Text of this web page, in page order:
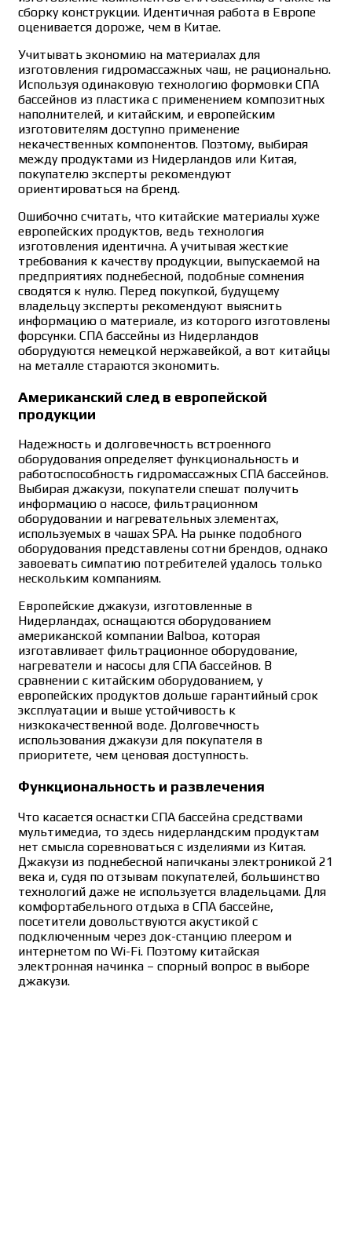
сборку конструкции. Идентичная работа в Европе
оценивается дороже, чем в Китае.
Учитывать экономию на материалах для
изготовления гидромассажных чаш, не рационально.
Используя одинаковую технологию формовки СПА
бассейнов из пластика с применением композитных
наполнителей, и китайским, и европейским
изготовителям доступно применение
некачественных компонентов. Поэтому, выбирая
между продуктами из Нидерландов или Китая,
покупателю эксперты рекомендуют
ориентироваться на бренд.
Ошибочно считать, что китайские материалы хуже
европейских продуктов, ведь технология
изготовления идентична. А учитывая жесткие
требования к качеству продукции, выпускаемой на
предприятиях поднебесной, подобные сомнения
сводятся к нулю. Перед покупкой, будущему
владельцу эксперты рекомендуют выяснить
информацию о материале, из которого изготовлены
форсунки. СПА бассейны из Нидерландов
оборудуются немецкой нержавейкой, а вот китайцы
на металле стараются экономить.
Американский след в европейской
продукции
Надежность и долговечность встроенного
оборудования определяет функциональность и
работоспособность гидромассажных СПА бассейнов.
Выбирая джакузи, покупатели спешат получить
информацию о насосе, фильтрационном
оборудовании и нагревательных элементах,
используемых в чашах SPA. На рынке подобного
оборудования представлены сотни брендов, однако
завоевать симпатию потребителей удалось только
нескольким компаниям.
Европейские джакузи, изготовленные в
Нидерландах, оснащаются оборудованием
американской компании Balboa, которая
изготавливает фильтрационное оборудование,
нагреватели и насосы для СПА бассейнов. В
сравнении с китайским оборудованием, у
европейских продуктов дольше гарантийный срок
эксплуатации и выше устойчивость к
низкокачественной воде. Долговечность
использования джакузи для покупателя в
приоритете, чем ценовая доступность.
Функциональность и развлечения
Что касается оснастки СПА бассейна средствами
мультимедиа, то здесь нидерландским продуктам
нет смысла соревноваться с изделиями из Китая.
Джакузи из поднебесной напичканы электроникой 21
века и, судя по отзывам покупателей, большинство
технологий даже не используется владельцами. Для
комфортабельного отдыха в СПА бассейне,
посетители довольствуются акустикой с
подключенным через док-станцию плеером и
интернетом по Wi-Fi. Поэтому китайская
электронная начинка – спорный вопрос в выборе
джакузи.